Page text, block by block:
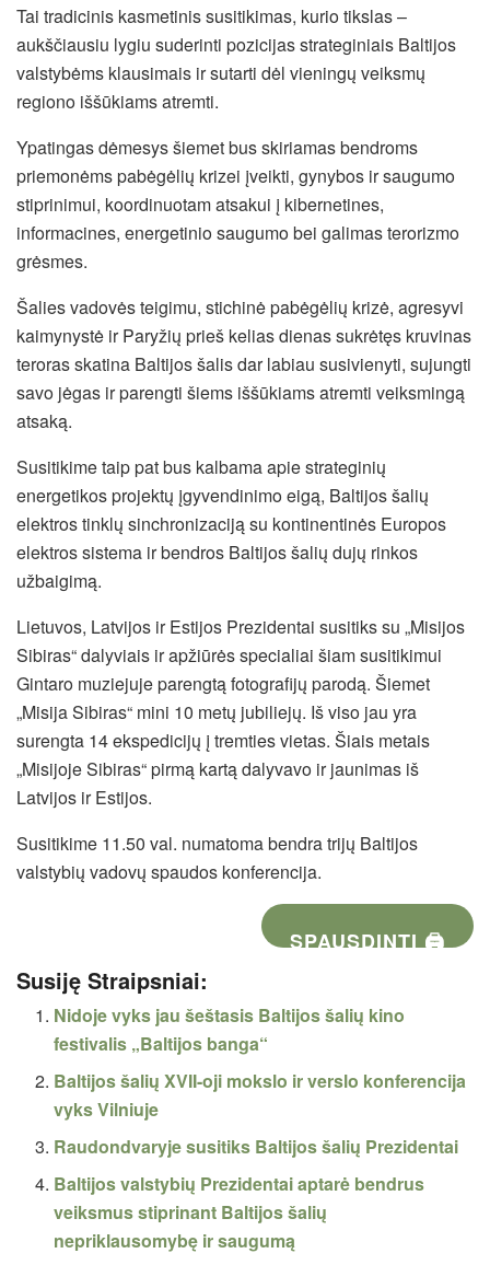
Tai tradicinis kasmetinis susitikimas, kurio tikslas –
aukščiausiu lygiu suderinti pozicijas strateginiais Baltijos
valstybėms klausimais ir sutarti dėl vieningų veiksmų
regiono iššūkiams atremti.
Ypatingas dėmesys šiemet bus skiriamas bendroms
priemonėms pabėgėlių krizei įveikti, gynybos ir saugumo
stiprinimui, koordinuotam atsakui į kibernetines,
informacines, energetinio saugumo bei galimas terorizmo
grėsmes.
Šalies vadovės teigimu, stichinė pabėgėlių krizė, agresyvi
kaimynystė ir Paryžių prieš kelias dienas sukrėtęs kruvinas
teroras skatina Baltijos šalis dar labiau susivienyti, sujungti
savo jėgas ir parengti šiems iššūkiams atremti veiksmingą
atsaką.
Susitikime taip pat bus kalbama apie strateginių
energetikos projektų įgyvendinimo eigą, Baltijos šalių
elektros tinklų sinchronizaciją su kontinentinės Europos
elektros sistema ir bendros Baltijos šalių dujų rinkos
užbaigimą.
Lietuvos, Latvijos ir Estijos Prezidentai susitiks su „Misijos
Sibiras“ dalyviais ir apžiūrės specialiai šiam susitikimui
Gintaro muziejuje parengtą fotografijų parodą. Šiemet
„Misija Sibiras“ mini 10 metų jubiliejų. Iš viso jau yra
surengta 14 ekspedicijų į tremties vietas. Šiais metais
„Misijoje Sibiras“ pirmą kartą dalyvavo ir jaunimas iš
Latvijos ir Estijos.
Susitikime 11.50 val. numatoma bendra trijų Baltijos
valstybių vadovų spaudos konferencija.
SPAUSDINTI 🖨
Susiję Straipsniai:
Nidoje vyks jau šeštasis Baltijos šalių kino
festivalis „Baltijos banga“
Baltijos šalių XVII-oji mokslo ir verslo konferencija
vyks Vilniuje
Raudondvaryje susitiks Baltijos šalių Prezidentai
Baltijos valstybių Prezidentai aptarė bendrus
veiksmus stiprinant Baltijos šalių
nepriklausomybę ir saugumą